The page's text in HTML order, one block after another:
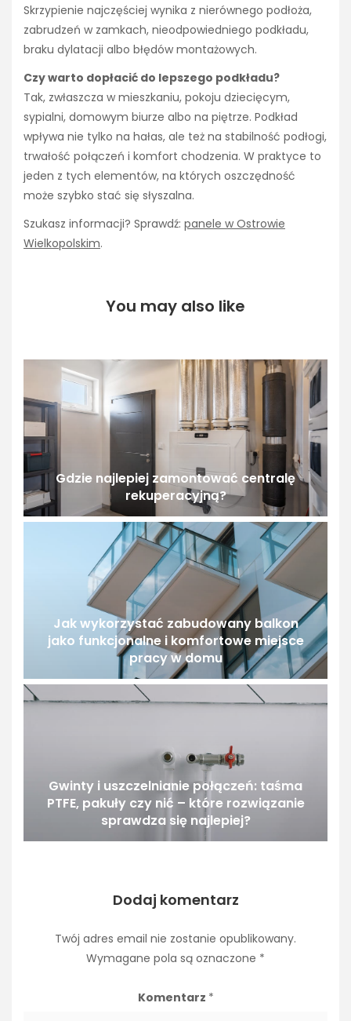
Skrzypienie najczęściej wynika z nierównego podłoża,
zabrudzeń w zamkach, nieodpowiedniego podkładu,
braku dylatacji albo błędów montażowych.
Czy warto dopłacić do lepszego podkładu?
Tak, zwłaszcza w mieszkaniu, pokoju dziecięcym,
sypialni, domowym biurze albo na piętrze. Podkład
wpływa nie tylko na hałas, ale też na stabilność podłogi,
trwałość połączeń i komfort chodzenia. W praktyce to
jeden z tych elementów, na których oszczędność
może szybko stać się słyszalna.
Szukasz informacji? Sprawdź: panele w Ostrowie
Wielkopolskim.
You may also like
Gdzie najlepiej zamontować centralę
rekuperacyjną?
Jak wykorzystać zabudowany balkon
jako funkcjonalne i komfortowe miejsce
pracy w domu
Gwinty i uszczelnianie połączeń: taśma
PTFE, pakuły czy nić – które rozwiązanie
sprawdza się najlepiej?
Dodaj komentarz
Twój adres email nie zostanie opublikowany.
Wymagane pola są oznaczone *
Komentarz *